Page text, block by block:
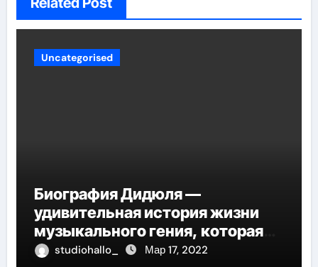
Uncategorised
Биография Дидюля —
удивительная история жизни
музыкального гения, которая
проникнет в самые глубины
studiohallo_ Мар 17, 2022